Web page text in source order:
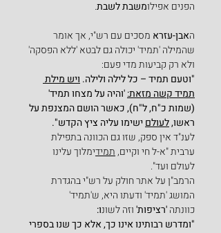
הפנים אפילומשבת לשבת.
האבן-עזרא מסכים עם רש"י, אך אומר
שהמילה 'תמיד' יכולה גם לבטא 'ללא הפסקה'
ולא רק קביעות מדי פעם:
"וטעם תמיד – כל לילה ולילה. ויש מילת
תמיד קשה מזאת: 'והיה על מצחו תמיד'
(שמות כ"ח, ל"ח), כאשר הושם המצנפת על
ראשו, לעולם ישימו עליה ציץ הקדש".
לענ"ד אין ספק, שזו גם הכוונה בתפילת
ערבית "א-ל חי וקיים, תמידימלוך עלינו
לעולם ועד".
הרמב"ן על אתר חולק על רש"י בהגדרת
המושג 'תמיד' ודעתו היא, ש'תמיד'
כוונתה 'רציפות' וזה לשונו:
"ומדרש רבותינו אינו כך, אלא כך שנו בספרי